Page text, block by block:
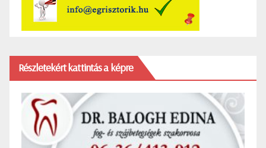
Részletekért kattintás a képre